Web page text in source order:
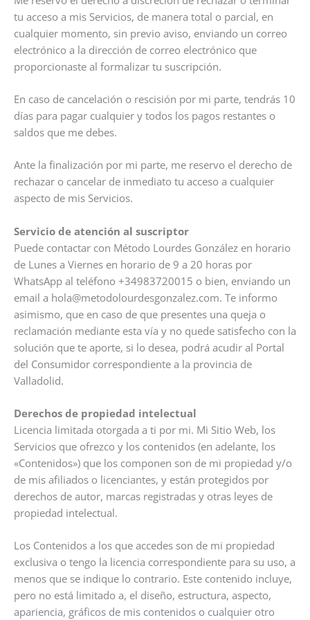
tu acceso a mis Servicios, de manera total o parcial, en
cualquier momento, sin previo aviso, enviando un correo
electrónico a la dirección de correo electrónico que
proporcionaste al formalizar tu suscripción.
En caso de cancelación o rescisión por mi parte, tendrás 10
días para pagar cualquier y todos los pagos restantes o
saldos que me debes.
Ante la finalización por mi parte, me reservo el derecho de
rechazar o cancelar de inmediato tu acceso a cualquier
aspecto de mis Servicios.
Servicio de atención al suscriptor
Puede contactar con Método Lourdes González en horario
de Lunes a Viernes en horario de 9 a 20 horas por
WhatsApp al teléfono +34983720015 o bien, enviando un
email a hola@metodolourdesgonzalez.com. Te informo
asimismo, que en caso de que presentes una queja o
reclamación mediante esta vía y no quede satisfecho con la
solución que te aporte, si lo desea, podrá acudir al Portal
del Consumidor correspondiente a la provincia de
Valladolid.
Derechos de propiedad intelectual
Licencia limitada otorgada a ti por mi. Mi Sitio Web, los
Servicios que ofrezco y los contenidos (en adelante, los
«Contenidos») que los componen son de mi propiedad y/o
de mis afiliados o licenciantes, y están protegidos por
derechos de autor, marcas registradas y otras leyes de
propiedad intelectual.
Los Contenidos a los que accedes son de mi propiedad
exclusiva o tengo la licencia correspondiente para su uso, a
menos que se indique lo contrario. Este contenido incluye,
pero no está limitado a, el diseño, estructura, aspecto,
apariencia, gráficos de mis contenidos o cualquier otro